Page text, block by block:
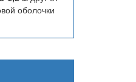
оболочки